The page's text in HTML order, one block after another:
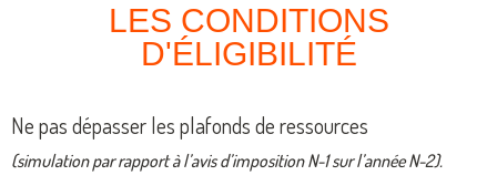
LES CONDITIONS
D'ÉLIGIBILITÉ
Ne pas dépasser les plafonds de ressources
(simulation par rapport à l’avis d’imposition N-1 sur l’année N-2).